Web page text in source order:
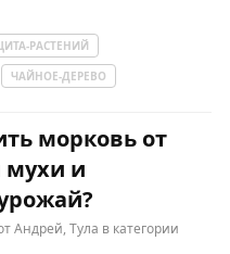
РАСТЕНИЙ
ЧАЙНОЕ-ДЕРЕВО
морковь от
мухи и
Андрей, Тула в категории